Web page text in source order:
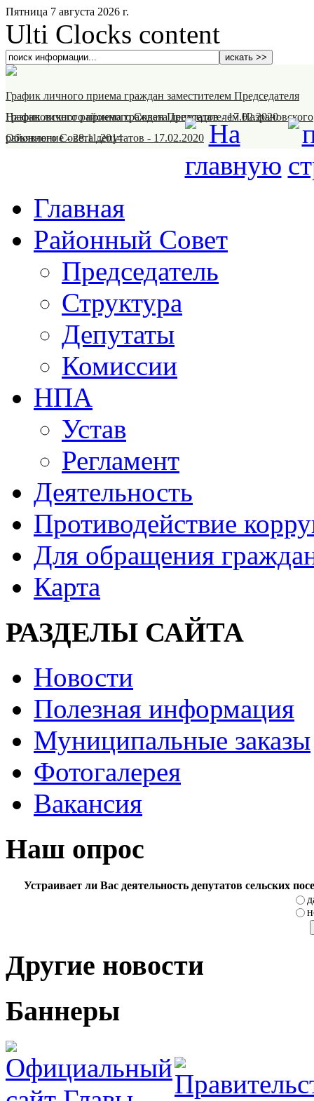
Пятница 7 августа 2026 г.
Ulti Clocks content
График личного приема граждан заместителем Председателя
Назрановского районного Совета депутатов-17.02.2020
График личного приема граждан Председателем Назрановского
районного Совета депутатов - 17.02.2020
Объявление-28.11.2014
Главная
Районный Совет
Председатель
Структура
Депутаты
Комиссии
НПА
Устав
Регламент
Деятельность
Противодействие
Для обращения
Карта
РАЗДЕЛЫ САЙТА
Новости
Полезная информация
Муниципальные заказы
Фотогалерея
Вакансия
Наш опрос
Устраивает ли Вас деятельность депутатов сельских
Другие новости
Баннеры